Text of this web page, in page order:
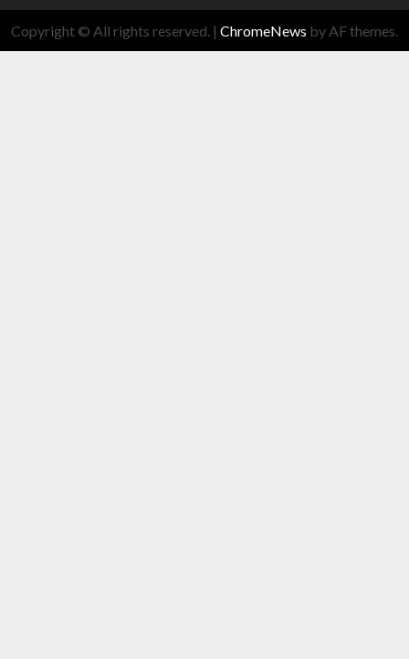
Copyright © All rights reserved. | ChromeNews by AF themes.